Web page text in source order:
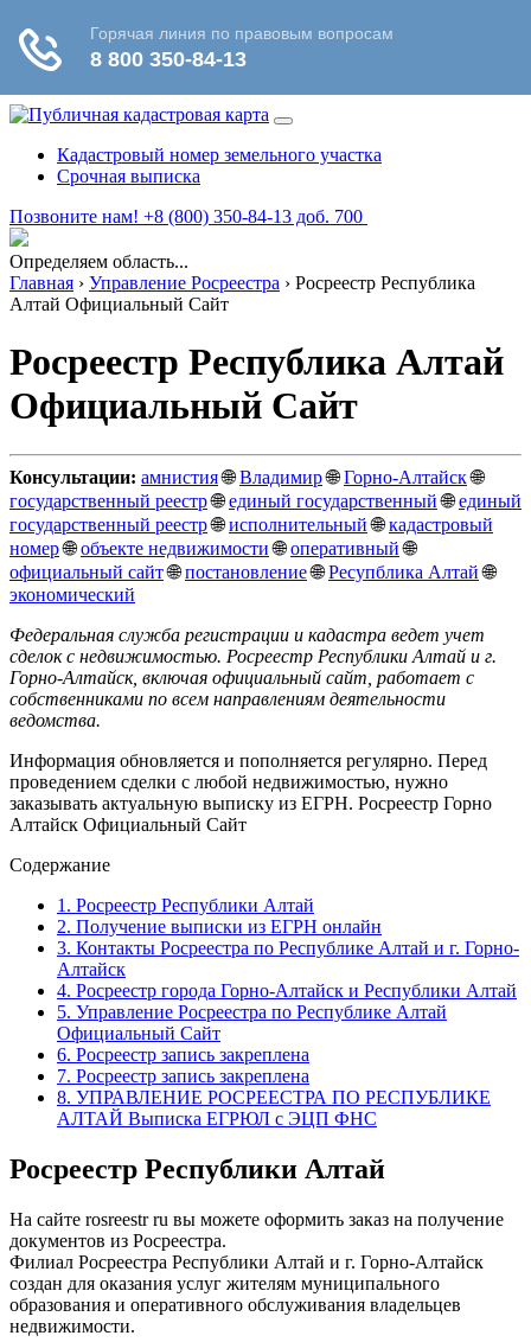
Кадастровый номер земельного участка
Срочная выписка
Позвоните нам! +8 (800) 350-84-13 доб. 700
Определяем область...
Главная › Управление Росреестра › Росреестр Республика
Алтай Официальный Сайт
Росреестр Республика Алтай
Официальный Сайт
Консультации: амнистия🌐Владимир🌐Горно-Алтайск🌐
государственный реестр🌐единый государственный🌐единый
государственный реестр🌐исполнительный🌐кадастровый
номер🌐объекте недвижимости🌐оперативный🌐
официальный сайт🌐постановление🌐Ресупблика Алтай🌐
экономический
Федеральная служба регистрации и кадастра ведет учет
сделок с недвижимостью. Росреестр Республики Алтай и г.
Горно-Алтайск, включая официальный сайт, работает с
собственниками по всем направлениям деятельности
ведомства.
Информация обновляется и пополняется регулярно. Перед
проведением сделки с любой недвижимостью, нужно
заказывать актуальную выписку из ЕГРН. Росреестр Горно
Алтайск Официальный Сайт
Содержание
1. Росреестр Республики Алтай
2. Получение выписки из ЕГРН онлайн
3. Контакты Росреестра по Республике Алтай и г. Горно-
Алтайск
4. Росреестр города Горно-Алтайск и Республики Алтай
5. Управление Росреестра по Республике Алтай
Официальный Сайт
6. Росреестр запись закреплена
7. Росреестр запись закреплена
8. УПРАВЛЕНИЕ РОСРЕЕСТРА ПО РЕСПУБЛИКЕ
АЛТАЙ Выписка ЕГРЮЛ с ЭЦП ФНС
Росреестр Республики Алтай
На сайте rosreestr ru вы можете оформить заказ на получение
документов из Росреестра.
Филиал Росреестра Республики Алтай и г. Горно-Алтайск
создан для оказания услуг жителям муниципального
образования и оперативного обслуживания владельцев
недвижимости.